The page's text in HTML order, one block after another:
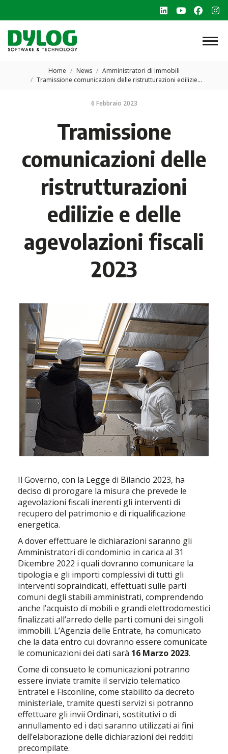
Linkedin
new
YouTube
opensopens
Home News
Amministratori di Immobili
Tramissione comunicazioni delle ristrutturazioni edilizie…
6 Febbraio 2023
Tramissione
comunicazioni delle
ristrutturazioni
edilizie e delle
agevolazioni fiscali
2023
Il Governo, con la Legge di Bilancio 2023, ha
deciso di prorogare la misura che prevede le
agevolazioni fiscali inerenti gli interventi di
recupero del patrimonio e di riqualificazione
energetica.
A dover effettuare le dichiarazioni saranno gli
Amministratori di condominio in carica al 31
Dicembre 2022 i quali dovranno comunicare la
tipologia e gli importi complessivi di tutti gli
interventi sopraindicati, effettuati sulle parti
comuni degli stabili amministrati, comprendendo
anche l’acquisto di mobili e grandi elettrodomestici
finalizzati all’arredo delle parti comuni dei singoli
immobili. L’Agenzia delle Entrate, ha comunicato
che la data entro cui dovranno essere comunicate
le comunicazioni dei dati sarà 16 Marzo 2023.
Come di consueto le comunicazioni potranno
essere inviate tramite il servizio telematico
Entratel e Fisconline, come stabilito da decreto
ministeriale, tramite questi servizi si potranno
effettuare gli invii Ordinari, sostitutivi o di
annullamento ed i dati saranno utilizzati ai fini
dell’elaborazione delle dichiarazioni dei redditi
precompilate.